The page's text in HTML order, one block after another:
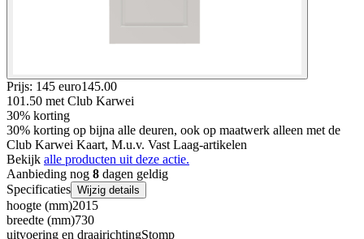
Prijs: 145 euro145.00
101.50 met Club Karwei
30% korting
30% korting op bijna alle deuren, ook op maatwerk alleen met de
Club Karwei Kaart, M.u.v. Vast Laag-artikelen
Bekijk alle producten uit deze actie.
Aanbieding nog 8 dagen geldig
Specificaties Wijzig details
hoogte (mm)2015
breedte (mm)730
uitvoering en draairichtingStomp